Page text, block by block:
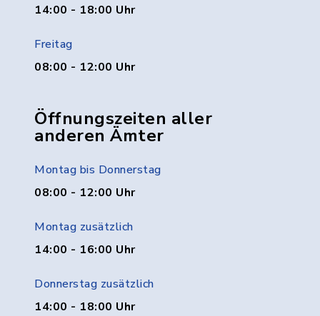
14:00 - 18:00 Uhr
Freitag
08:00 - 12:00 Uhr
Öffnungszeiten aller
anderen Ämter
Montag bis Donnerstag
08:00 - 12:00 Uhr
Montag zusätzlich
14:00 - 16:00 Uhr
Donnerstag zusätzlich
14:00 - 18:00 Uhr